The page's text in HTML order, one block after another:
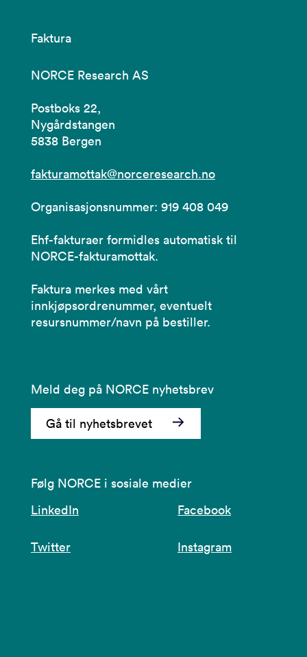
Faktura
NORCE Research AS
Postboks 22,
Nygårdstangen
5838 Bergen
fakturamottak@norceresearch.no
Organisasjonsnummer: 919 408 049
Ehf-fakturaer formidles automatisk til
NORCE-fakturamottak.
Faktura merkes med vårt
innkjøpsordrenummer, eventuelt
resursnummer/navn på bestiller.
Meld deg på NORCE nyhetsbrev
Gå til nyhetsbrevet
Følg NORCE i sosiale medier
LinkedIn
Facebook
Twitter Instagram